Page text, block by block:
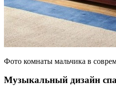
Фото комнаты мальчика в
Музыкальный дизайн